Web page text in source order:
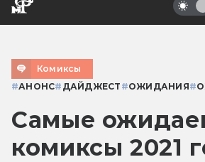
Комиксы
#АНОНС# ДАЙДЖЕСТ #ОЖИДАНИЯ#
Самые
комиксы 2021